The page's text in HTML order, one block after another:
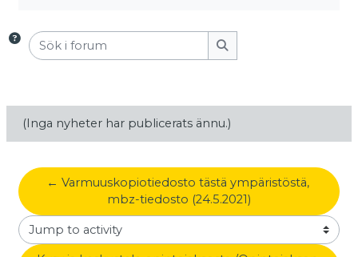
Sök i forum
Sök i forum
(Inga nyheter har publicerats ännu.)
← Varmuuskopiotiedosto tästä ympäristöstä,
mbz-tiedosto (24.5.2021)
Jump to activity